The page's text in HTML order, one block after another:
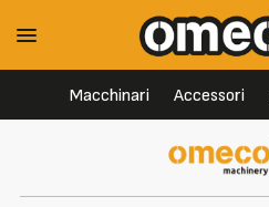
Macchinari Accessori